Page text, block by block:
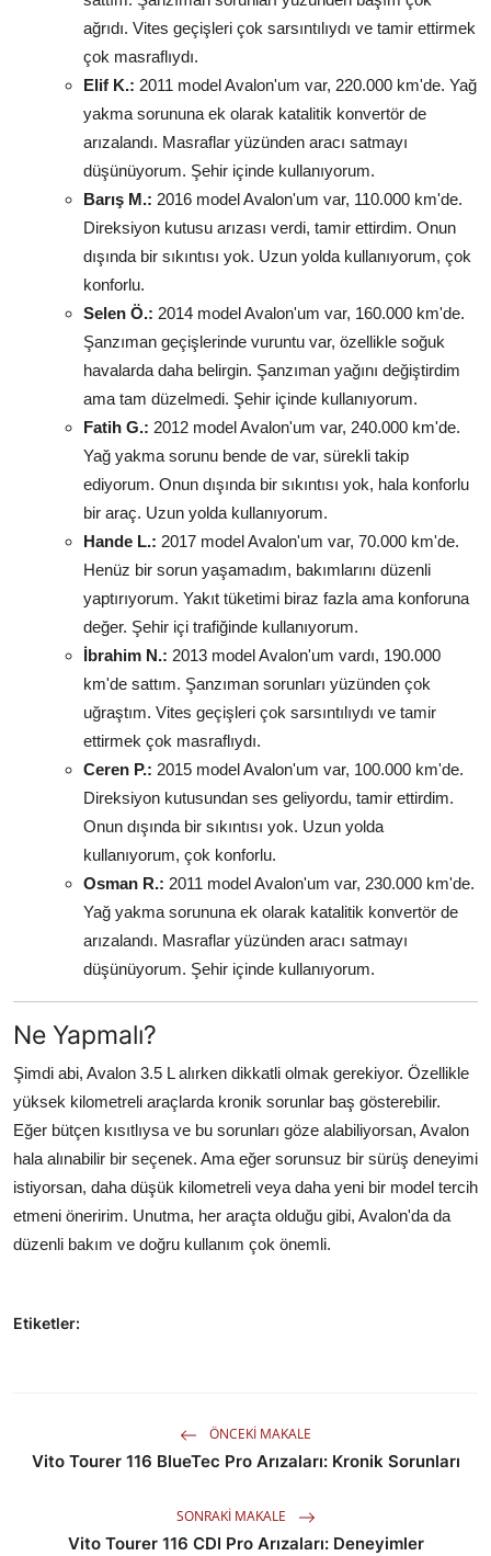
ağrıdı. Vites geçişleri çok sarsıntılıydı ve tamir ettirmek
çok masraflıydı.
Elif K.: 2011 model Avalon'um var, 220.000 km'de. Yağ
yakma sorununa ek olarak katalitik konvertör de
arızalandı. Masraflar yüzünden aracı satmayı
düşünüyorum. Şehir içinde kullanıyorum.
Barış M.: 2016 model Avalon'um var, 110.000 km'de.
Direksiyon kutusu arızası verdi, tamir ettirdim. Onun
dışında bir sıkıntısı yok. Uzun yolda kullanıyorum, çok
konforlu.
Selen Ö.: 2014 model Avalon'um var, 160.000 km'de.
Şanzıman geçişlerinde vuruntu var, özellikle soğuk
havalarda daha belirgin. Şanzıman yağını değiştirdim
ama tam düzelmedi. Şehir içinde kullanıyorum.
Fatih G.: 2012 model Avalon'um var, 240.000 km'de.
Yağ yakma sorunu bende de var, sürekli takip
ediyorum. Onun dışında bir sıkıntısı yok, hala konforlu
bir araç. Uzun yolda kullanıyorum.
Hande L.: 2017 model Avalon'um var, 70.000 km'de.
Henüz bir sorun yaşamadım, bakımlarını düzenli
yaptırıyorum. Yakıt tüketimi biraz fazla ama konforuna
değer. Şehir içi trafiğinde kullanıyorum.
İbrahim N.: 2013 model Avalon'um vardı, 190.000
km'de sattım. Şanzıman sorunları yüzünden çok
uğraştım. Vites geçişleri çok sarsıntılıydı ve tamir
ettirmek çok masraflıydı.
Ceren P.: 2015 model Avalon'um var, 100.000 km'de.
Direksiyon kutusundan ses geliyordu, tamir ettirdim.
Onun dışında bir sıkıntısı yok. Uzun yolda
kullanıyorum, çok konforlu.
Osman R.: 2011 model Avalon'um var, 230.000 km'de.
Yağ yakma sorununa ek olarak katalitik konvertör de
arızalandı. Masraflar yüzünden aracı satmayı
düşünüyorum. Şehir içinde kullanıyorum.
Ne Yapmalı?
Şimdi abi, Avalon 3.5 L alırken dikkatli olmak gerekiyor. Özellikle
yüksek kilometreli araçlarda kronik sorunlar baş gösterebilir.
Eğer bütçen kısıtlıysa ve bu sorunları göze alabiliyorsan, Avalon
hala alınabilir bir seçenek. Ama eğer sorunsuz bir sürüş deneyimi
istiyorsan, daha düşük kilometreli veya daha yeni bir model tercih
etmeni öneririm. Unutma, her araçta olduğu gibi, Avalon'da da
düzenli bakım ve doğru kullanım çok önemli.
Etiketler:
ÖNCEKI MAKALE
Vito Tourer 116 BlueTec Pro Arızaları: Kronik Sorunları
SONRAKI MAKALE
Vito Tourer 116 CDI Pro Arızaları: Deneyimler